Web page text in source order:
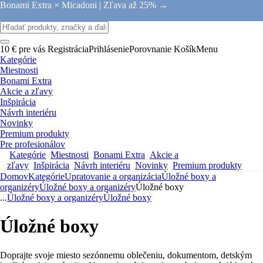
Bonami Extra × Micadoni | Zľava až 25% →
10 € pre vás RegistráciaPrihláseniePorovnanie KošíkMenu
Kategórie
Miestnosti
Bonami Extra
Akcie a zľavy
Inšpirácia
Návrh interiéru
Novinky
Premium produkty
Pre profesionálov
Kategórie Miestnosti Bonami Extra Akcie a
zľavy Inšpirácia Návrh interiéru Novinky Premium produkty
DomovKategórieUpratovanie a organizáciaÚložné boxy a
organizéryÚložné boxy a organizéryÚložné boxy
...Úložné boxy a organizéryÚložné boxy
Úložné boxy
Doprajte svoje miesto sezónnemu oblečeniu, dokumentom, detským